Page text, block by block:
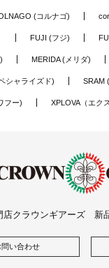
(コルナゴ)
FUJI (フジ)
MERIDA (メリダ)
シャライズド) SRAM
フー) XPLOVA（エク
クラウンギアーズ 新
問い合わせ